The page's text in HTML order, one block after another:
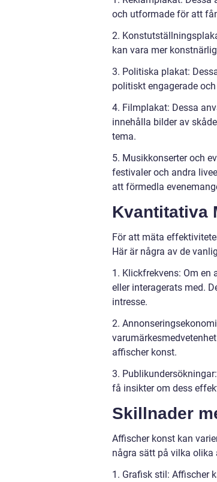
och utformade för att
2.
kan vara mer
3. Politiska plakat:
politiskt engagerade
4. Filmplakat: Dessa
innehålla bilder av
tema.
5. Musikkonserter och
festivaler och andra
att förmedla
Kvantitativa
För att mäta
Här är några av de
1. Klickfrekvens: Om
eller interagerats med.
intresse.
2.
affischer konst.
3.
få insikter om dess
Skillnader
Affischer konst kan
några sätt på vilka
1. Grafisk stil: Affischer